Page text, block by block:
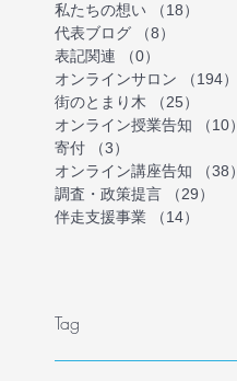
私たちの想い
（18）
代表ブログ
（8）
表記関連
（0）
オンラインサロン
（194）
街のとまり木
（25）
オンライン授業告知
（10）
寄付
（3）
オンライン講座告知
（38）
調査・政策提言
（29）
伴走支援事業
（14）
Tag